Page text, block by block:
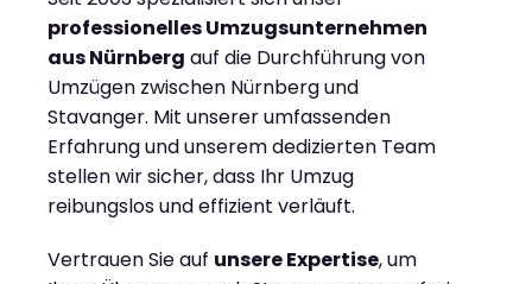
professionelles Umzugsunternehmen
aus Nürnberg auf die Durchführung von
Umzügen zwischen Nürnberg und
Stavanger. Mit unserer umfassenden
Erfahrung und unserem dedizierten Team
stellen wir sicher, dass Ihr Umzug
reibungslos und effizient verläuft.
Vertrauen Sie auf unsere Expertise, um